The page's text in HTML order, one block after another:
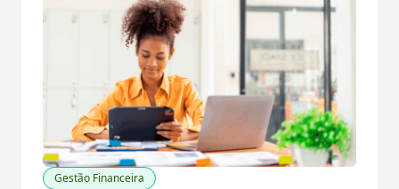
Gestão Financeira